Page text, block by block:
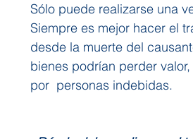
Sólo puede realizarse una
Siempre es mejor hacer el
desde la muerte del
bienes podrían perder
por  personas indebidas.